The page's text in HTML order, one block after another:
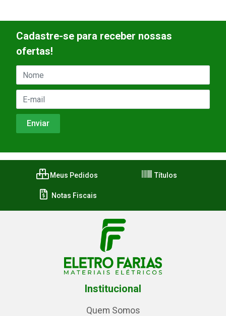
Cadastre-se para receber nossas
ofertas!
Meus Pedidos Títulos
Notas Fiscais
Institucional
Quem Somos